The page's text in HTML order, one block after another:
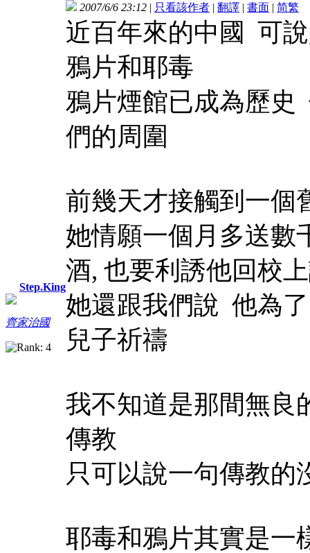
Step.King
齊家治國
2007/6/6 23:12 | 只看該作者 | 翻譯 | 書面 | 简繁
近百年來的中國 可
鴉片和耶毒
鴉片煙館已成為歷史
們的周圍
前幾天才接觸到一
她情願一個月多送數
酒, 也要利誘他回校
她還跟我們說 他為
兒子祈禱
我不知道是那間無良
傳教
只可以說一句傳教
耶毒和鴉片其實是一